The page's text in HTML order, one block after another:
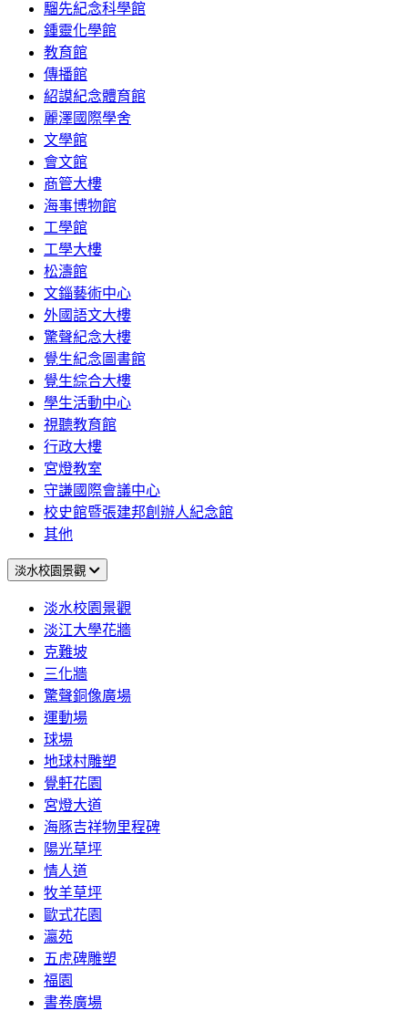
騮先紀念科學館
鍾靈化學館
教育館
傳播館
紹謨紀念體育館
麗澤國際學舍
文學館
會文館
商管大樓
海事博物館
工學館
工學大樓
松濤館
文錙藝術中心
外國語文大樓
驚聲紀念大樓
覺生紀念圖書館
覺生綜合大樓
學生活動中心
視聽教育館
行政大樓
宮燈教室
守謙國際會議中心
校史館暨張建邦創辦人紀念館
其他
淡水校園景觀
淡水校園景觀
淡江大學花牆
克難坡
三化牆
驚聲銅像廣場
運動場
球場
地球村雕塑
覺軒花園
宮燈大道
海豚吉祥物里程碑
陽光草坪
情人道
牧羊草坪
歐式花園
瀛苑
五虎碑雕塑
福園
書卷廣場